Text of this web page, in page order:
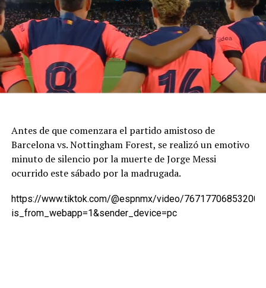
Antes de que comenzara el partido amistoso de
Barcelona vs. Nottingham Forest, se realizó un emotivo
minuto de silencio por la muerte de Jorge Messi
ocurrido este sábado por la madrugada.
https://www.tiktok.com/@espnmx/video/
is_from_webapp=1&sender_device=pc